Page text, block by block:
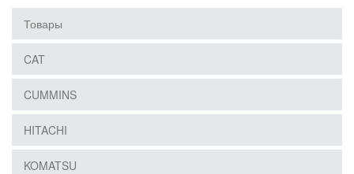
Товары
CAT
CUMMINS
HITACHI
KOMATSU